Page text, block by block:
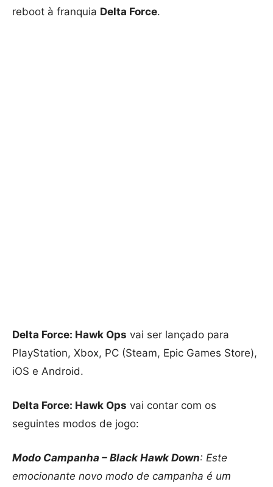
reboot à franquia Delta Force.
Delta Force: Hawk Ops vai ser lançado para
PlayStation, Xbox, PC (Steam, Epic Games Store),
iOS e Android.
Delta Force: Hawk Ops vai contar com os
seguintes modos de jogo:
Modo Campanha – Black Hawk Down: Este
emocionante novo modo de campanha é um